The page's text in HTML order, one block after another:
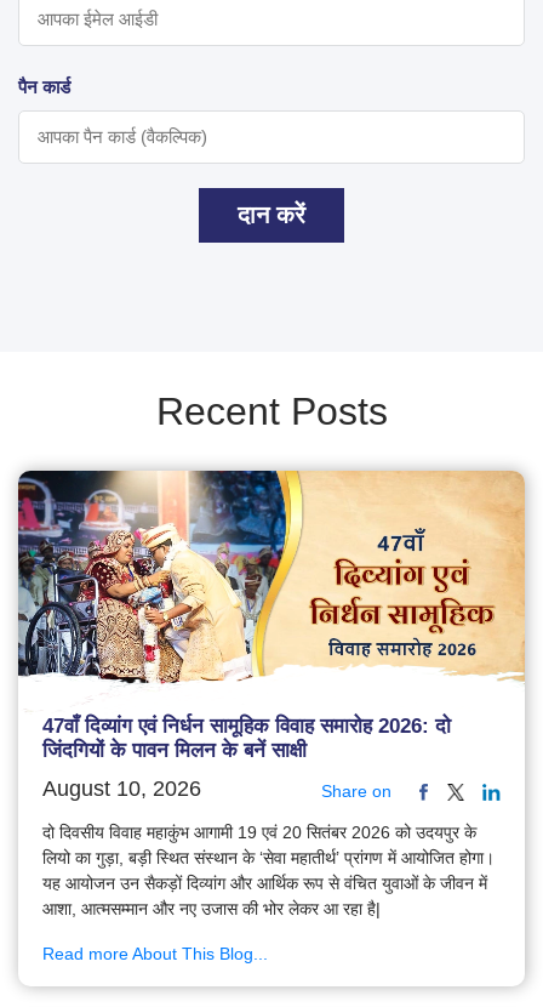
पैन कार्ड
दान करें
Recent Posts
47वाँ दिव्यांग एवं निर्धन सामूहिक विवाह समारोह 2026: दो
जिंदगियों के पावन मिलन के बनें साक्षी
August 10, 2026 Share on
दो दिवसीय विवाह महाकुंभ आगामी 19 एवं 20 सितंबर 2026 को उदयपुर के
लियो का गुड़ा, बड़ी स्थित संस्थान के ‘सेवा महातीर्थ’ प्रांगण में आयोजित होगा।
यह आयोजन उन सैकड़ों दिव्यांग और आर्थिक रूप से वंचित युवाओं के जीवन में
आशा, आत्मसम्मान और नए उजास की भोर लेकर आ रहा है|
Read more About This Blog...